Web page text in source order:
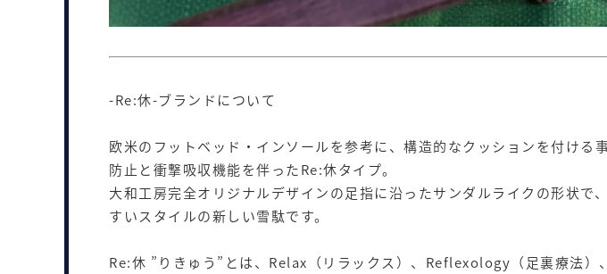
-Re:休-ブランドについて
欧米のフットベッド・インソールを参考に、構造的なクッションを付ける
防止と衝撃吸収機能を伴ったRe:休タイプ。
大和工房完全オリジナルデザインの足指に沿ったサンダルライクの形状で
すいスタイルの新しい雪駄です。
Re:休 ”りきゅう”とは、Relax（リラックス）、Reflexology（足裏療法）、